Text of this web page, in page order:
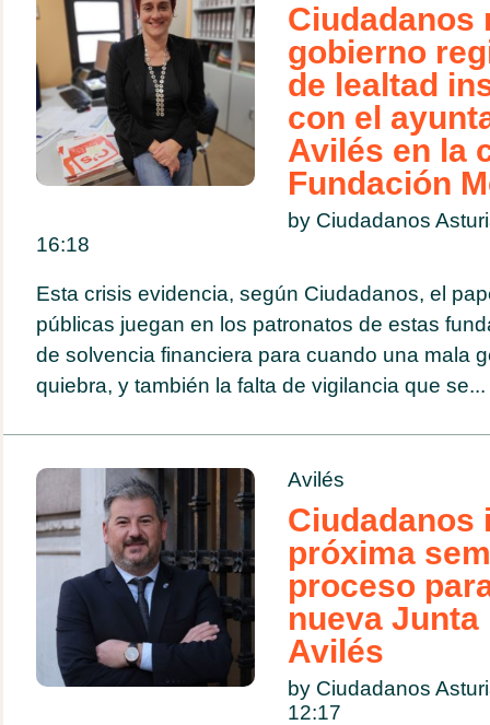
Ciudadanos
gobierno
de lealtad
con el
Avilés en la
Fundación
by Ciudadanos
16:18
Esta crisis evidencia, según Ciudadanos, el
públicas juegan en los patronatos de estas
de solvencia financiera para cuando una mala
quiebra, y también la falta de vigilancia que se...
Avilés
Ciudadanos
próxima
proceso
nueva
Avilés
by Ciudadanos
12:17